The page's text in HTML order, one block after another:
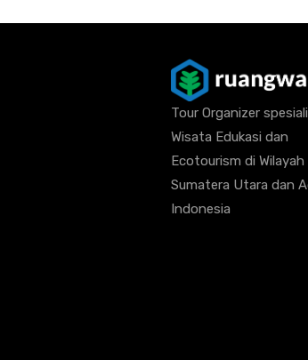
Tour Organizer
Wisata Edukasi dan
Ecotourism di Wilayah
Sumatera Utara dan
Indonesia